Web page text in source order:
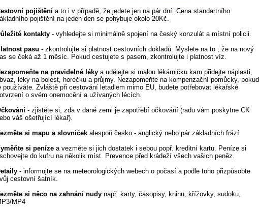
pojištění a to i v případě, že jedete jen na pár dní. Cena standartního
pojištění na jeden den se pohybuje okolo 20Kč.
kontakty - vyhledejte si minimálně spojení na český konzulát a místní policii.
pasu - zkontrolujte si platnost cestovních dokladů. Myslete na to , že na nový
se čeká až 1 měsíc. Pokud cestujete s pasem, zkontrolujte i platnost víz.
na pravidelné léky a udělejte si malou lékárničku kam přidejte náplasti,
léky na bolest, horečku a průjmy. Nezapomeňte na kompenzační pomůcky, pokud
používáte. Zvláště při cestování letadlem mimo EU, budete potřebovat lékařské
o svém onemocění a užívaných lécích.
- zjistěte si, zda v dané zemi je zapotřebí očkování (radu vám poskytne CK
váš ošetřující lékař).
si mapu a slovníček alespoň česko - anglický nebo pár základních frází
si peníze a vezměte si jich dostatek i sebou popř. kreditní kartu. Peníze si
do kufru na několik míst. Prevence před krádeží všech vašich peněz.
- informujte se na meteorologických webech o počasí a podle toho přizpůsobte
cestovní šatník.
si něco na zahnání nudy např. karty, časopisy, knihu, křížovky, sudoku,
MP4